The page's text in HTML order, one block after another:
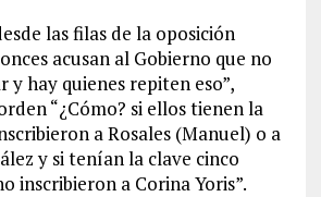
las filas de la oposición
acusan al Gobierno que no
y hay quienes repiten eso”,
“¿Cómo? si ellos tienen la
a Rosales (Manuel) o a
y si tenían la clave cinco
inscribieron a Corina Yoris”.